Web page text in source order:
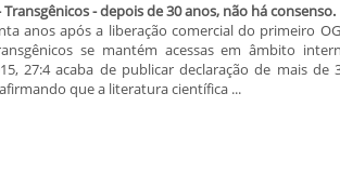
Transgênicos - depois de 30 anos, não há
anos após a liberação comercial do primeiro
se mantém acessas em âmbito
27:4 acaba de publicar declaração de mais
que a literatura científica ...